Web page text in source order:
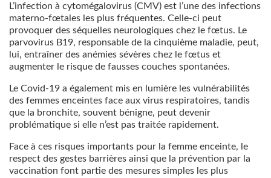
L’infection à cytomégalovirus (CMV) est l’une des infections
materno-fœtales les plus fréquentes. Celle-ci peut
provoquer des séquelles neurologiques chez le fœtus. Le
parvovirus B19, responsable de la cinquième maladie, peut,
lui, entraîner des anémies sévères chez le fœtus et
augmenter le risque de fausses couches spontanées.
Le Covid-19 a également mis en lumière les vulnérabilités
des femmes enceintes face aux virus respiratoires, tandis
que la bronchite, souvent bénigne, peut devenir
problématique si elle n’est pas traitée rapidement.
Face à ces risques importants pour la femme enceinte, le
respect des gestes barrières ainsi que la prévention par la
vaccination font partie des mesures simples les plus